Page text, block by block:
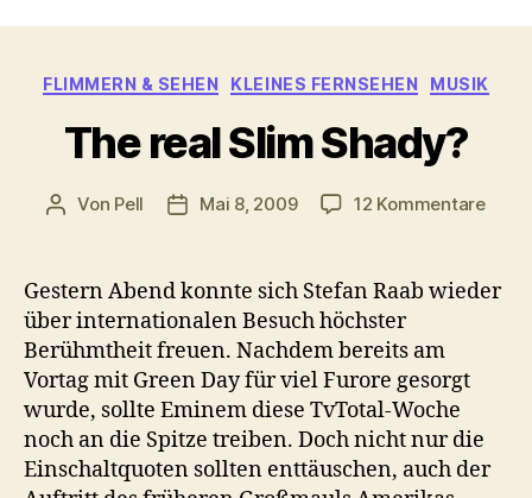
Kategorien
FLIMMERN & SEHEN KLEINES FERNSEHEN MUSIK
The real Slim Shady?
Beitragsautor
Von Pell Veröffentlichungsdatum
Mai 8, 2009 12 Kommentarezu
Slim
Gestern Abend konnte sich Stefan Raab wieder
über internationalen Besuch höchster
Berühmtheit freuen. Nachdem bereits am
Vortag mit Green Day für viel Furore gesorgt
wurde, sollte Eminem diese TvTotal-Woche
noch an die Spitze treiben. Doch nicht nur die
Einschaltquoten sollten enttäuschen, auch der